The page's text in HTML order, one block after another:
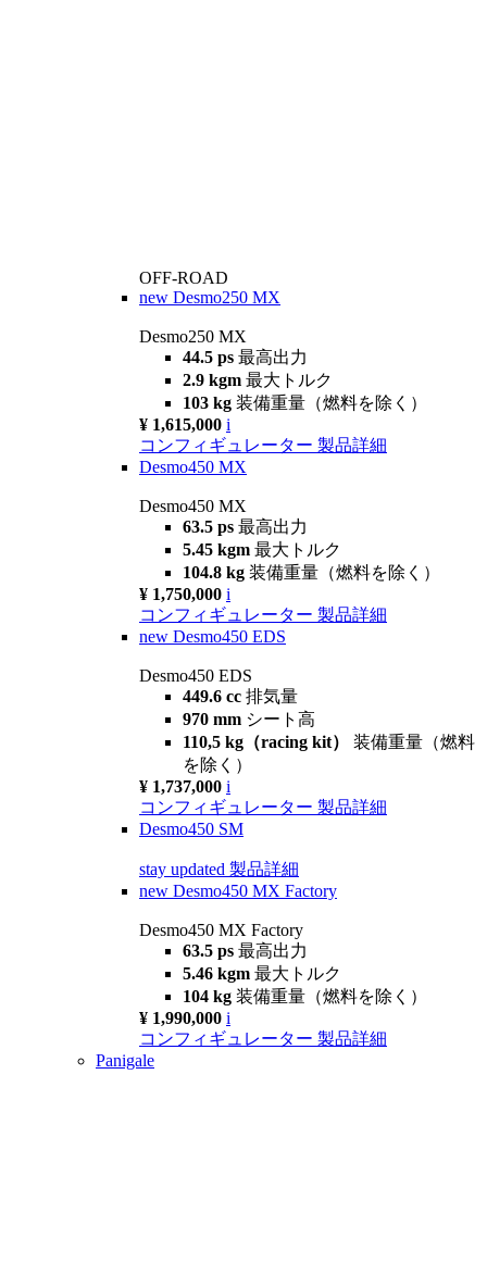
OFF-ROAD
new Desmo250 MX
Desmo250 MX
44.5 ps 最高出力
2.9 kgm 最大トルク
103 kg 装備重量（燃料を除く）
¥ 1,615,000 i
コンフィギュレーター 製品詳細
Desmo450 MX
Desmo450 MX
63.5 ps 最高出力
5.45 kgm 最大トルク
104.8 kg 装備重量（燃料を除く）
¥ 1,750,000 i
コンフィギュレーター 製品詳細
new Desmo450 EDS
Desmo450 EDS
449.6 cc 排気量
970 mm シート高
110,5 kg（racing kit） 装備重量（燃料
を除く）
¥ 1,737,000 i
コンフィギュレーター 製品詳細
Desmo450 SM
stay updated 製品詳細
new Desmo450 MX Factory
Desmo450 MX Factory
63.5 ps 最高出力
5.46 kgm 最大トルク
104 kg 装備重量（燃料を除く）
¥ 1,990,000 i
コンフィギュレーター 製品詳細
Panigale